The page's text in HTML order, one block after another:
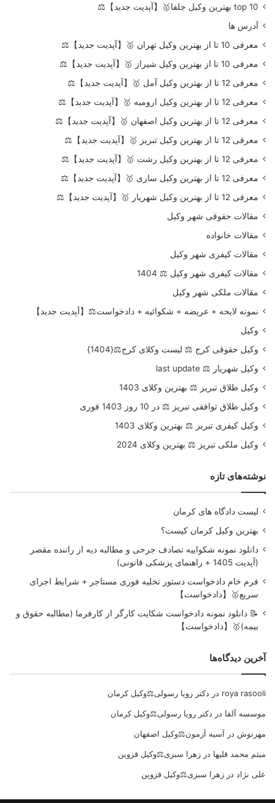
top 10 بهترین وکیل جلفا🥇【آپدیت جدید】⚖️
آدرس ها
معرفی 10 تا از بهترین وکیل تهران 🥇【آپدیت جدید】⚖️
معرفی 10 تا از بهترین وکیل شیراز 🥇【آپدیت جدید】⚖️
معرفی 12 تا از بهترین وکیل آمل 🥇【آپدیت جدید】⚖️
معرفی 12 تا از بهترین وکیل ارومیه 🥇【آپدیت جدید】⚖️
معرفی 12 تا از بهترین وکیل اصفهان 🥇【آپدیت جدید】⚖️
معرفی 12 تا از بهترین وکیل تبریز 🥇【آپدیت جدید】⚖️
معرفی 12 تا از بهترین وکیل رشت 🥇【آپدیت جدید】⚖️
معرفی 12 تا از بهترین وکیل ساری 🥇【آپدیت جدید】⚖️
معرفی 12 تا از بهترین وکیل شهریار 🥇【آپدیت جدید】⚖️
مقالات حقوقی شهر وکیل
مقالات خانواده
مقالات کیفری شهر وکیل
مقالات کیفری شهر وکیل ⚖️ 1404
مقالات ملکی شهر وکیل
نمونه لایحه + عریضه + شکوائیه + دادخواست⚖️【آپدیت جدید】
وکیل
وکیل حقوقی کرج ⚖️ لیست وکلای کرج⚖️{1404}
وکیل شهریار ⚖️ last update
وکیل طلاق تبریز ⚖️ بهترین وکلای 1403
وکیل طلاق توافقی تبریز ⚖️ در 10 روز 1403 فوری
وکیل کیفری تبریز ⚖️ بهترین وکلای 1403
وکیل ملکی تبریز ⚖️ بهترین وکلای 2024
نوشته‌های تازه
لیست دادگاه های کرمان
بهترین وکیل کرمان کیست؟
دانلود نمونه شکواییه تصادف جرحی و مطالبه دیه از راننده مقصر
(آپدیت 1405 + راهنمای پزشکی قانونی)
فرم خام دادخواست دستور تخلیه فوری مستاجر + شرایط اجرای
سریع🥇【دادخواست】
📝 دانلود نمونه دادخواست شکایت کارگر از کارفرما (مطالبه حقوق و
بیمه)🥇【دادخواست】
آخرین دیدگاه‌ها
roya rasooli در دکتر رویا رسولی⚖️وکیل کرمان
موسسه آلفا در دکتر رویا رسولی⚖️وکیل کرمان
مهرنوش در آسیه آزمون⚖️وکیل اصفهان
میثم محمد قلیها در زهرا سبزی⚖️وکیل قزوین
علی نژاد در زهرا سبزی⚖️وکیل قزوین